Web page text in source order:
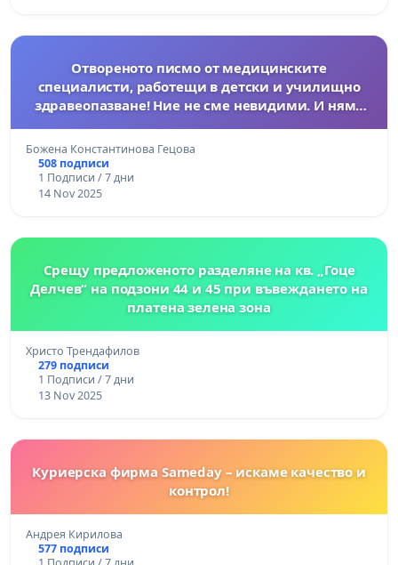
Отвореното писмо от медицинските
специалисти, работещи в детски и училищно
здравеопазване! Ние не сме невидими. И няма
Божена Константинова Гецова
508 подписи
1 Подписи / 7 дни
14 Nov 2025
Срещу предложеното разделяне на кв. „Гоце
Делчев“ на подзони 44 и 45 при въвеждането на
платена зелена зона
Христо Трендафилов
279 подписи
1 Подписи / 7 дни
13 Nov 2025
Куриерска фирма Sameday – искаме качество и
контрол!
Андрея Кирилова
577 подписи